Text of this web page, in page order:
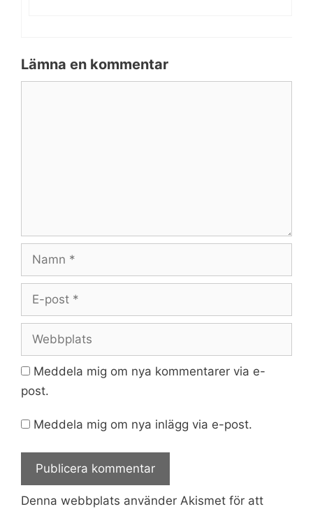
Lämna en kommentar
post
Meddela mig om nya kommentarer via e-
post.
Meddela mig om nya inlägg via e-post.
Denna webbplats använder Akismet för att